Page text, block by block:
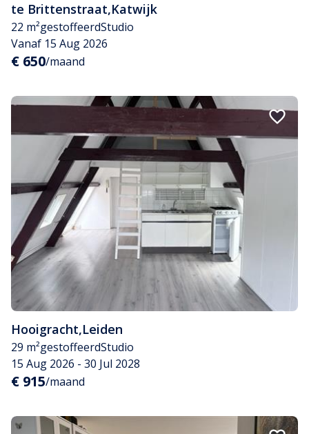
te Brittenstraat,Katwijk
22 m²gestoffeerdStudio
Vanaf 15 Aug 2026
€ 650/maand
Hooigracht,Leiden
29 m²gestoffeerdStudio
15 Aug 2026 - 30 Jul 2028
€ 915/maand